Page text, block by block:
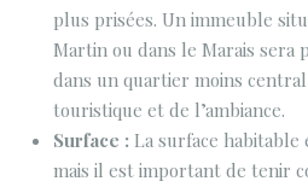
plus prisées. Un immeuble
Martin ou dans le Marais sera
dans un quartier moins
touristique et de l’ambiance.
Surface : La surface
mais il est important de tenir